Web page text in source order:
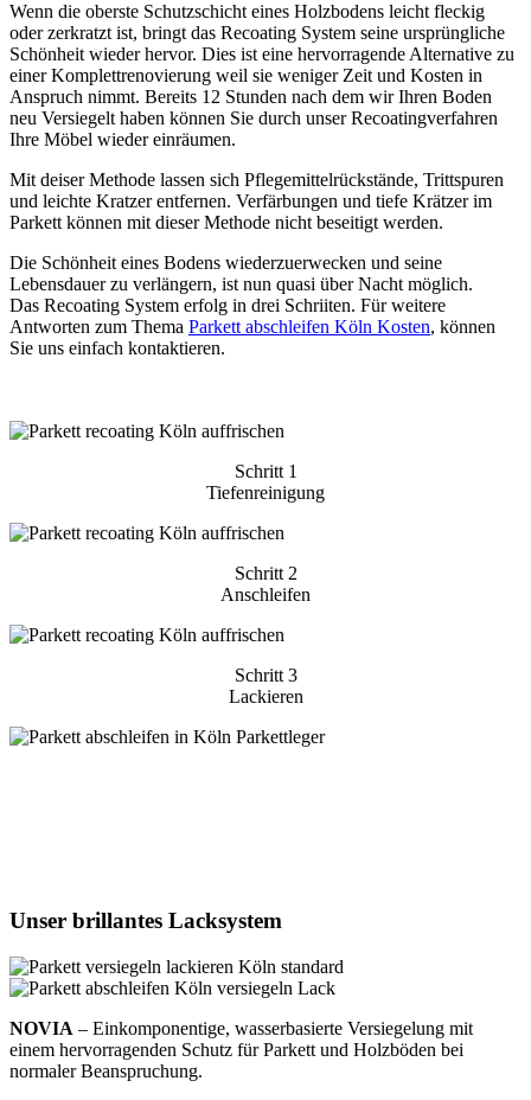
Wenn die oberste Schutzschicht eines Holzbodens leicht fleckig
oder zerkratzt ist, bringt das Recoating System seine ursprüngliche
Schönheit wieder hervor. Dies ist eine hervorragende Alternative zu
einer Komplettrenovierung weil sie weniger Zeit und Kosten in
Anspruch nimmt. Bereits 12 Stunden nach dem wir Ihren Boden
neu Versiegelt haben können Sie durch unser Recoatingverfahren
Ihre Möbel wieder einräumen.
Mit deiser Methode lassen sich Pflegemittelrückstände, Trittspuren
und leichte Kratzer entfernen. Verfärbungen und tiefe Krätzer im
Parkett können mit dieser Methode nicht beseitigt werden.
Die Schönheit eines Bodens wiederzuerwecken und seine
Lebensdauer zu verlängern, ist nun quasi über Nacht möglich.
Das Recoating System erfolg in drei Schriiten. Für weitere
Antworten zum Thema Parkett abschleifen Köln Kosten, können
Sie uns einfach kontaktieren.
Schritt 1
Tiefenreinigung
Schritt 2
Anschleifen
Schritt 3
Lackieren
Unser brillantes Lacksystem
NOVIA – Einkomponentige, wasserbasierte Versiegelung mit
einem hervorragenden Schutz für Parkett und Holzböden bei
normaler Beanspruchung.